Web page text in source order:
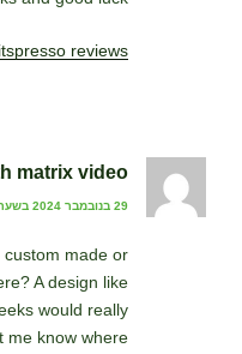
reviews
matrix video
29 בנובמבר 2024 בשעה 14:32
made or
A design like
would really
me know where